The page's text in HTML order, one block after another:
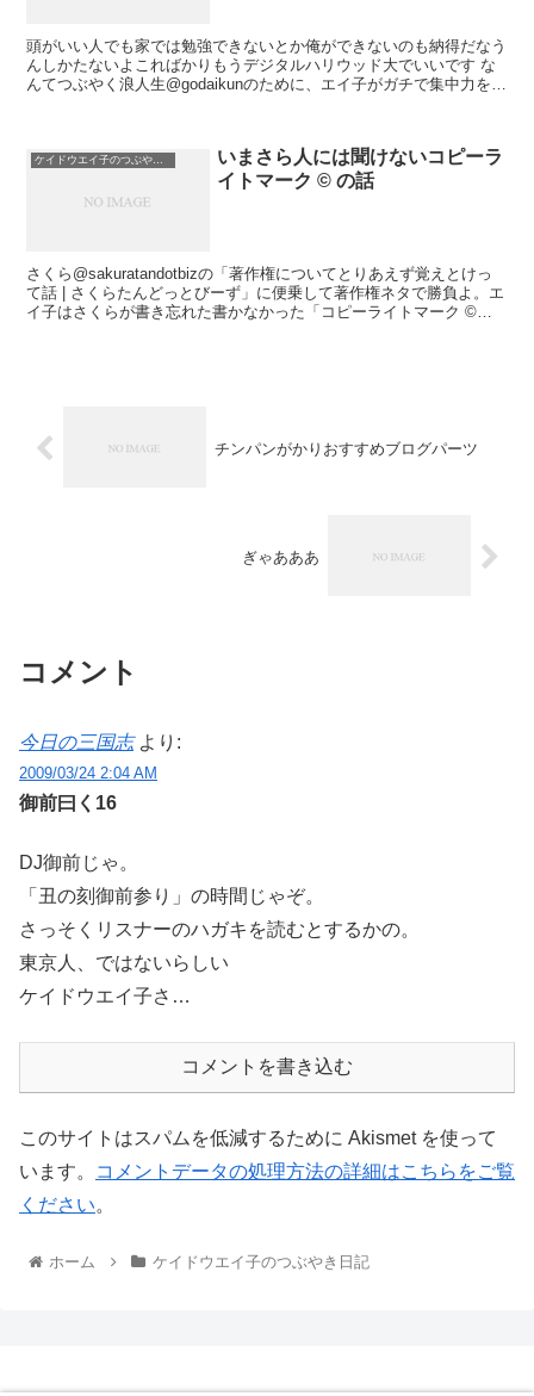
頭がいい人でも家では勉強できないとか俺ができないのも納得だなう
んしかたないよこればかりもうデジタルハリウッド大でいいです な
んてつぶやく浪人生@godaikunのために、エイ子がガチで集中力を高
ケイドウエイ子のつぶやき日記
いまさら人には聞けないコピーラ
イトマーク © の話
さくら@sakuratandotbizの「著作権についてとりあえず覚えとけっ
て話 | さくらたんどっとびーず」に便乗して著作権ネタで勝負よ。エ
イ子はさくらが書き忘れた書かなかった「コピーライトマーク ©」
チンパンがかりおすすめブログパーツ
ぎゃあああ
コメント
今日の三国志 より:
2009/03/24 2:04 AM
御前曰く16
DJ御前じゃ。
「丑の刻御前参り」の時間じゃぞ。
さっそくリスナーのハガキを読むとするかの。
東京人、ではないらしい
ケイドウエイ子さ…
コメントを書き込む
このサイトはスパムを低減するために Akismet を使って
います。
コメントデータの処理方法の詳細はこちらをご覧
ください。
ホーム ケイドウエイ子のつぶやき日記